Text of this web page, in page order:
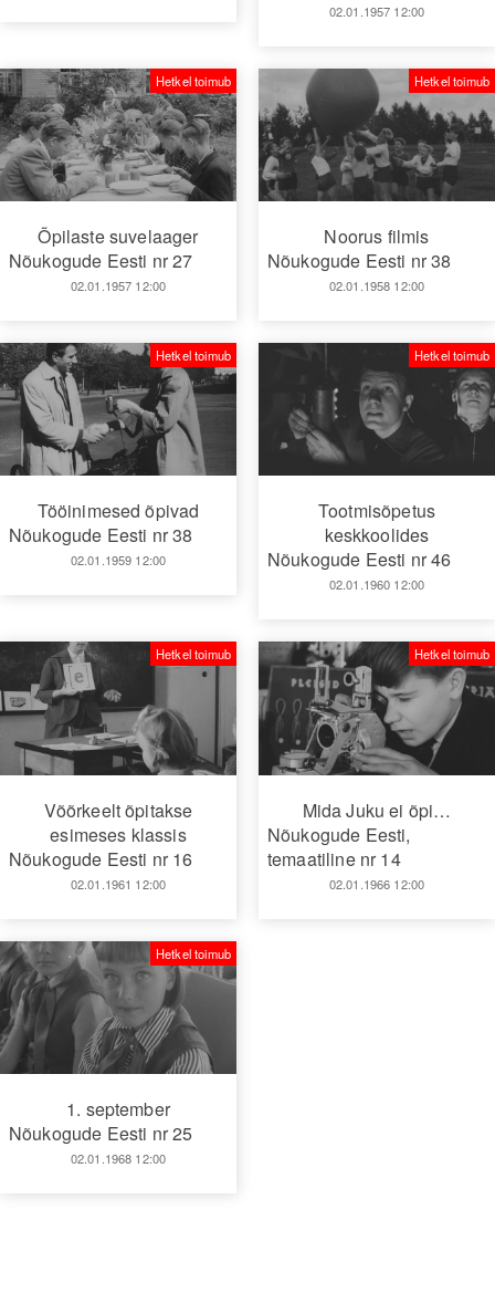
02.01.1957 12:00
Õpilaste suvelaager
Nõukogude Eesti nr 27
02.01.1957 12:00
Hetkel toimub
Noorus filmis
Nõukogude Eesti nr 38
02.01.1958 12:00
Hetkel toimub
Tööinimesed õpivad
Nõukogude Eesti nr 38
02.01.1959 12:00
Hetkel toimub
Tootmisõpetus
keskkoolides
Nõukogude Eesti nr 46
02.01.1960 12:00
Hetkel toimub
Võõrkeelt õpitakse
esimeses klassis
Nõukogude Eesti nr 16
02.01.1961 12:00
Hetkel toimub
Mida Juku ei õpi…
Nõukogude Eesti,
temaatiline nr 14
02.01.1966 12:00
Hetkel toimub
1. september
Nõukogude Eesti nr 25
02.01.1968 12:00
Hetkel toimub